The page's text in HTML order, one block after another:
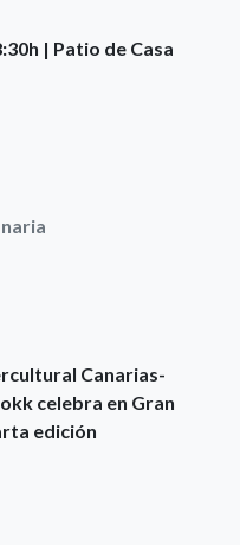
| Patio de Casa
Canarias-
celebra en Gran
edición